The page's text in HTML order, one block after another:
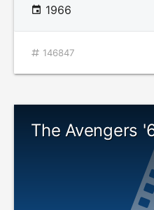
1966
146847
The Avengers